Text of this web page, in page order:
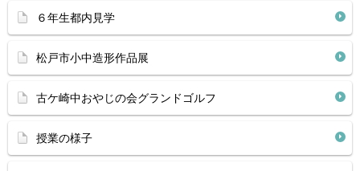
６年生都内見学
松戸市小中造形作品展
古ケ崎中おやじの会グランドゴルフ
授業の様子